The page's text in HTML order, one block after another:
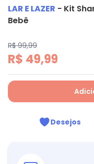
LAR E LAZER - Kit
Bebê
R$ 99,99
R$ 49,99
Desejos